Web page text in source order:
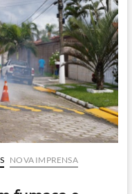
NOVA IMPRENSA